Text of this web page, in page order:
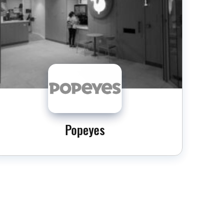
Popeyes